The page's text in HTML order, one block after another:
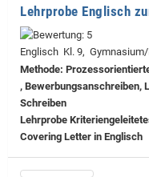
Lehrprobe Englisch
Englisch Kl. 9,
Methode:
, Bewerbungsanschreiben,
Schreiben
Lehrprobe
Covering Letter in Englisch